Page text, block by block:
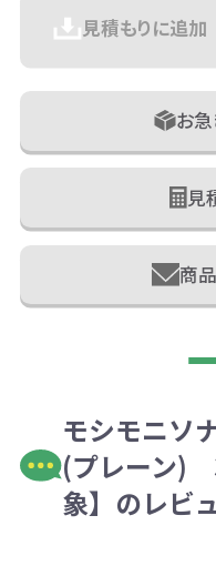
見積もりに追加
お
見
商
モシモニソ
(プレーン)
象】のレビ